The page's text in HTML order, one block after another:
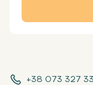
+38 073 327